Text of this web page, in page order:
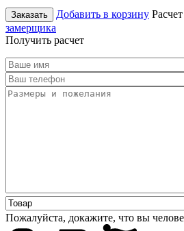
Заказать Добавить в корзину
замерщика
Получить расчет
Пожалуйста, докажите, что вы